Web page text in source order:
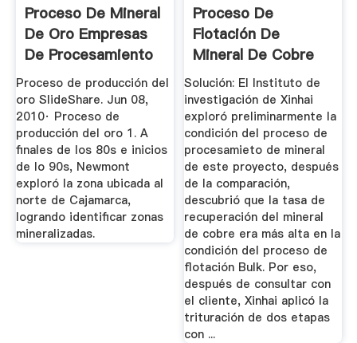
Proceso De Mineral
De Oro Empresas
De Procesamiento
De ...
Proceso de producción del
oro SlideShare. Jun 08,
2010· Proceso de
producción del oro 1. A
finales de los 80s e inicios
de lo 90s, Newmont
exploró la zona ubicada al
norte de Cajamarca,
logrando identificar zonas
mineralizadas.
Proceso De
Flotación De
Mineral De Cobre
Xinhai
Solución: El Instituto de
investigación de Xinhai
exploró preliminarmente la
condición del proceso de
procesamieto de mineral
de este proyecto, después
de la comparación,
descubrió que la tasa de
recuperación del mineral
de cobre era más alta en la
condición del proceso de
flotación Bulk. Por eso,
después de consultar con
el cliente, Xinhai aplicó la
trituración de dos etapas
con ...